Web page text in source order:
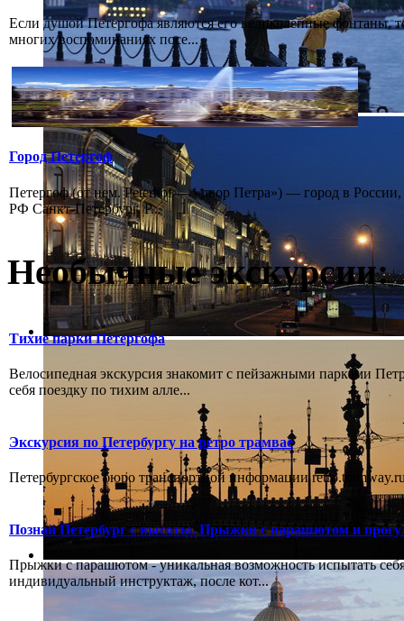
Если душой Петергофа являются его великолепные фонтаны,
многих воспоминаниях посе...
Город Петергоф
Петергоф (от нем. Peterhof — «двор Петра») — город в России,
РФ Санкт-Петербург. Р...
Необычные экскурсии:
Тихие парки Петергофа
Велосипедная экскурсия знакомит с пейзажными парками
себя поездку по тихим алле...
Экскурсия по Петербургу на ретро трамвае
Петербургское бюро транспортной информации
Познай Петербург с высоты. Прыжки с парашютом и
Прыжки с парашютом - уникальная возможность испытать
индивидуальный инструктаж, после кот...